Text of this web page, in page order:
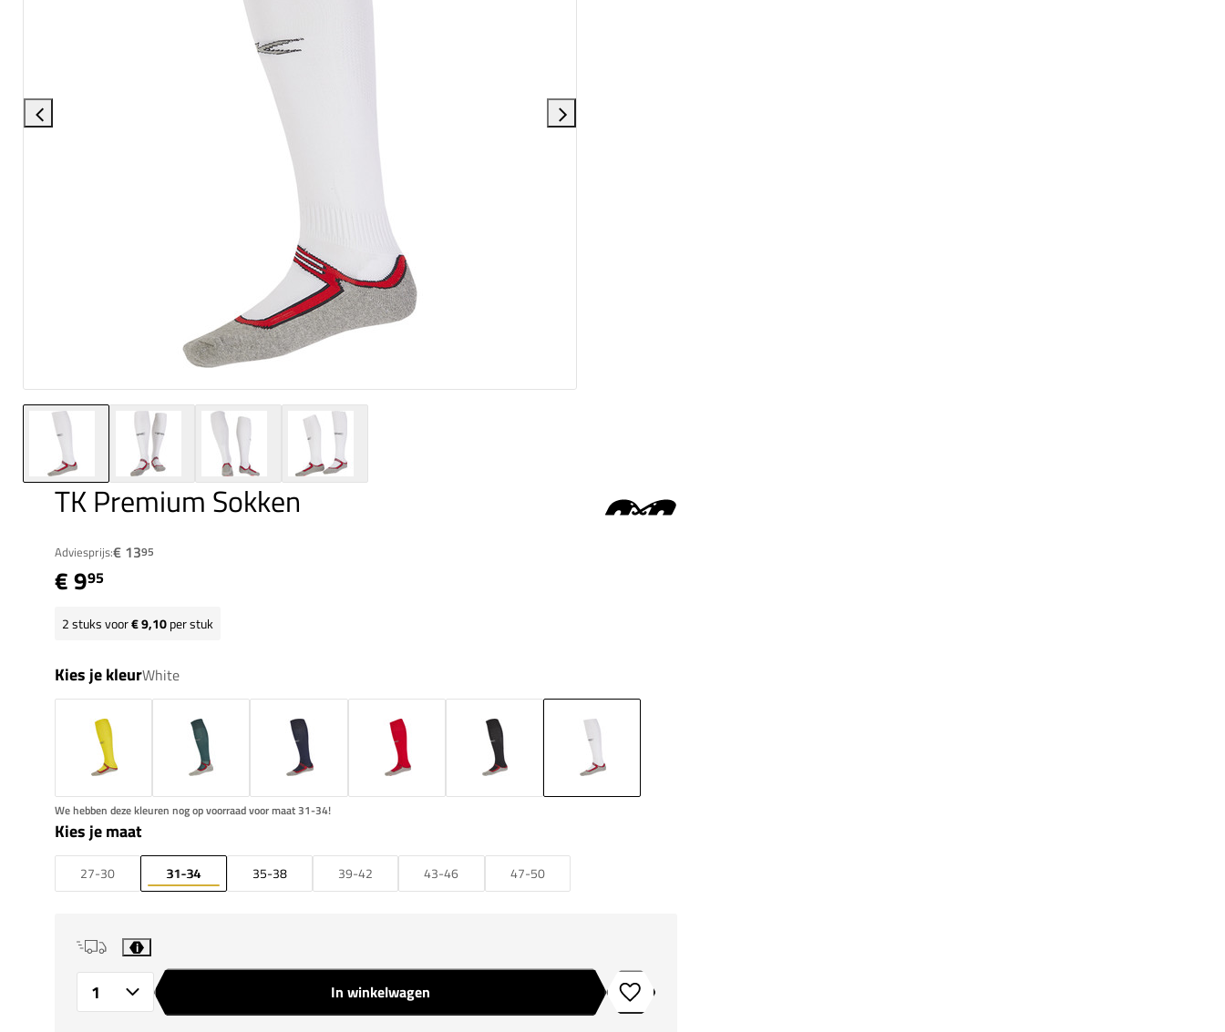
TK Premium Sokken
Adviesprijs:€ 1395
€ 995
2stuks voor€ 9,10per stuk
Kies je kleurWhite
We hebben deze kleuren nog op voorraad voor maat 31-34!
Kies je maat
27-30 31-34 35-38 39-42 43-46 47-50
i
In winkelwagen Toevoegen aan verlanglijstje